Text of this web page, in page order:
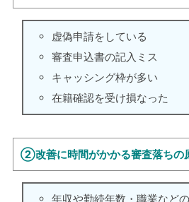
虚偽申請をしている
審査申込書の記入ミス
キャッシング枠が多い
在籍確認を受け損なった
②改善に時間がかかる審査落ちの
年収や勤続年数・職業など